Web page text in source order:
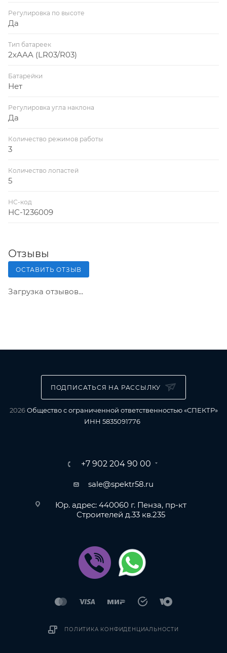
Регулировка по высоте
Да
Тип батареек
2хAAA (LR03/R03)
Батарейки
Нет
Регулировка угла наклона
Да
Количество режимов работы
3
Количество лопастей
5
НС-код
НС-1236009
Отзывы
ОСТАВИТЬ ОТЗЫВ
Загрузка отзывов...
ПОДПИСАТЬСЯ НА РАССЫЛКУ
2026Общество с ограниченной ответственностью «СПЕКТР»
ИНН 5835091776
+7 902 204 90 00
sale@spektr58.ru
Юр. адрес: 440060 г. Пенза, пр-кт
Строителей д.33 кв.235
ПОЛИТИКА КОНФИДЕНЦИАЛЬНОСТИ